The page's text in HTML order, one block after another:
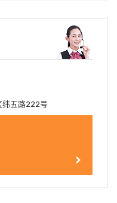
纬五路222号